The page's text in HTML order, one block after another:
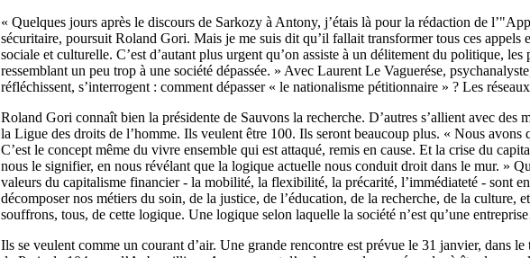
« Quelques jours après le discours de Sarkozy à Antony, j’étais là pour la rédaction de
sécuritaire, poursuit Roland Gori. Mais je me suis dit qu’il fallait transformer tous ces appels
sociale et culturelle. C’est d’autant plus urgent qu’on assiste à un délitement du politique, les
ressemblant un peu trop à une société dépassée. » Avec Laurent Le Vaguerése,
réfléchissent, s’interrogent : comment dépasser « le nationalisme pétitionnaire » ? Les
Roland Gori connaît bien la présidente de Sauvons la recherche. D’autres s’allient avec des
la Ligue des droits de l’homme. Ils veulent être 100. Ils seront beaucoup plus. « Nous avons
C’est le concept même du vivre ensemble qui est attaqué, remis en cause. Et la crise du
nous le signifier, en nous révélant que la logique actuelle nous conduit droit dans le mur. »
valeurs du capitalisme financier - la mobilité, la flexibilité, la précarité, l’immédiateté - sont
décomposer nos métiers du soin, de la justice, de l’éducation, de la recherche, de la culture,
souffrons, tous, de cette logique. Une logique selon laquelle la société n’est qu’une
Ils se veulent comme un courant d’air. Une grande rencontre est prévue le 31 janvier, dans